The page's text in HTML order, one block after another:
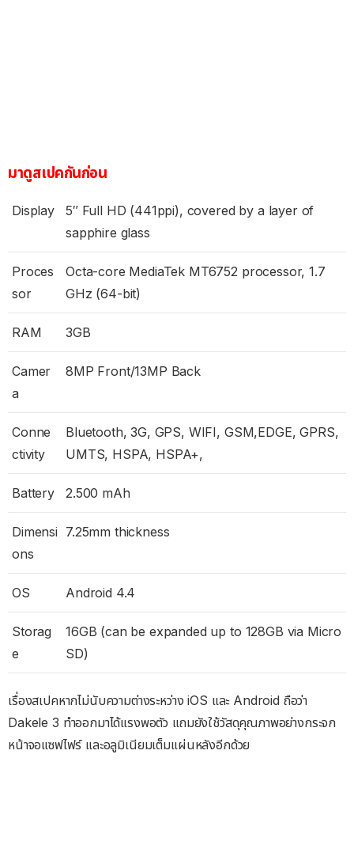
มาดูสเปคกันก่อน
Display
5″ Full HD (441ppi), covered by a layer of
sapphire glass
Proces
sor
Octa-core MediaTek MT6752 processor, 1.7
GHz (64-bit)
RAM 3GB
Camer
a
8MP Front/13MP Back
Conne
ctivity
Bluetooth, 3G, GPS, WIFI, GSM,EDGE, GPRS,
UMTS, HSPA, HSPA+,
Battery 2.500 mAh
Dimensi
ons
7.25mm thickness
OS Android 4.4
Storag
e
16GB (can be expanded up to 128GB via Micro
SD)
เรื่องสเปคหากไม่นับความต่างระหว่าง iOS และ Android ถือว่า
Dakele 3 ทำออกมาได้แรงพอตัว แถมยังใช้วัสดุคุณภาพอย่างกระจก
หน้าจอแซฟไฟร์ และอลูมิเนียมเต็มแผ่นหลังอีกด้วย